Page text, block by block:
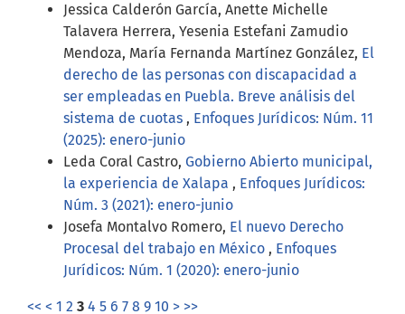
Jessica Calderón García, Anette Michelle
Talavera Herrera, Yesenia Estefani Zamudio
Mendoza, María Fernanda Martínez González, El
derecho de las personas con discapacidad a
ser empleadas en Puebla. Breve análisis del
sistema de cuotas , Enfoques Jurídicos: Núm. 11
(2025): enero-junio
Leda Coral Castro, Gobierno Abierto municipal,
la experiencia de Xalapa , Enfoques Jurídicos:
Núm. 3 (2021): enero-junio
Josefa Montalvo Romero, El nuevo Derecho
Procesal del trabajo en México , Enfoques
Jurídicos: Núm. 1 (2020): enero-junio
<< < 1 2 3 4 5 6 7 8 9 10 > >>